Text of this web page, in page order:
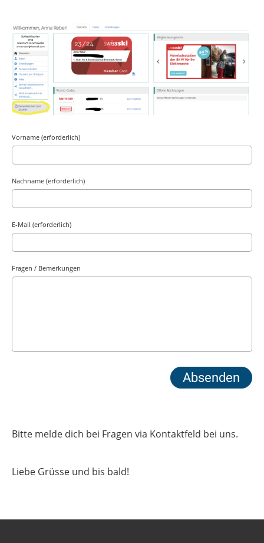
Vorname (erforderlich)
Nachname (erforderlich)
E-Mail (erforderlich)
Fragen / Bemerkungen
Bitte melde dich bei Fragen via Kontaktfeld bei uns.
Liebe Grüsse und bis bald!